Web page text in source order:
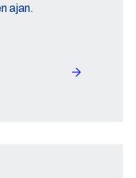
ajan.